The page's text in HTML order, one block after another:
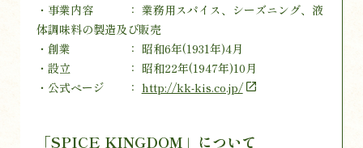
・事業内容 ： 業務用スパイス、シーズニング、液
体調味料の製造及び販売
・創業 ： 昭和6年(1931年)4月
・設立 ： 昭和22年(1947年)10月
・公式ページ ： http://kk-kis.co.jp/
「SPICE KINGDOM」について